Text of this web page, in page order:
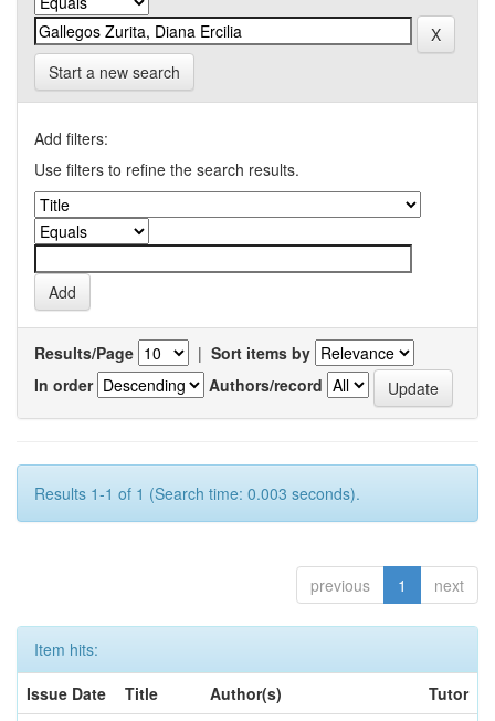
Start a new search
Add filters:
Use filters to refine the search results.
Results/Page | Sort items by
In order
Authors/record
Results 1-1 of 1 (Search time: 0.003 seconds).
previous 1 next
Item hits:
Issue Date
Title Author(s)
Tutor